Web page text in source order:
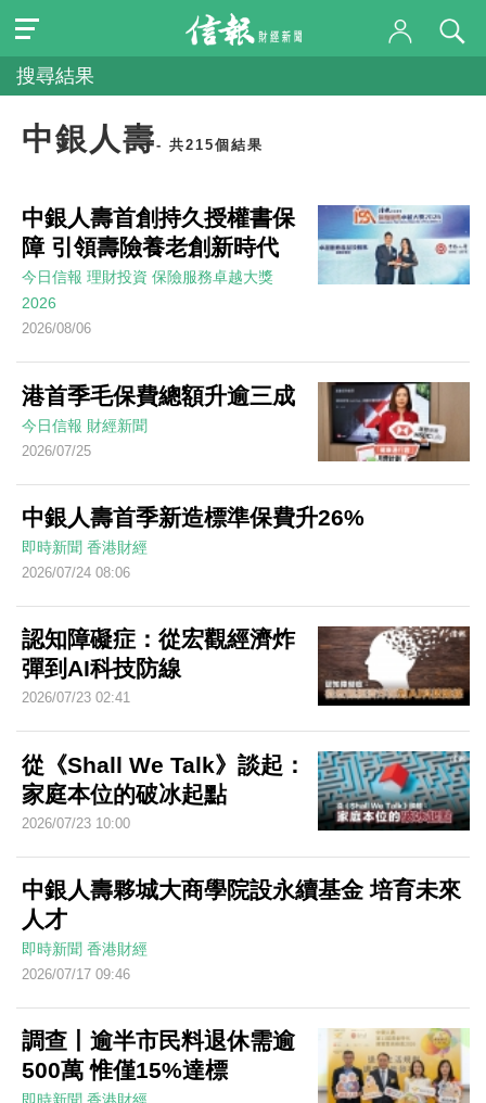
搜尋結果
中銀人壽- 共215個結果
中銀人壽首創持久授權書保
障 引領壽險養老創新時代
今日信報 理財投資 保險服務卓越大獎
2026
2026/08/06
港首季毛保費總額升逾三成
今日信報 財經新聞
2026/07/25
中銀人壽首季新造標準保費升26%
即時新聞 香港財經
2026/07/24 08:06
認知障礙症：從宏觀經濟炸
彈到AI科技防線
2026/07/23 02:41
從《Shall We Talk》談起：
家庭本位的破冰起點
2026/07/23 10:00
中銀人壽夥城大商學院設永續基金 培育未來
人才
即時新聞 香港財經
2026/07/17 09:46
調查丨逾半市民料退休需逾
500萬 惟僅15%達標